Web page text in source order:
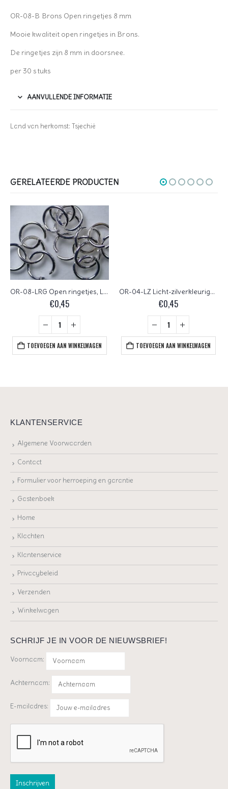
OR-08-B Brons Open ringetjes 8 mm
Mooie kwaliteit open ringetjes in Brons.
De ringetjes zijn 8 mm in doorsnee.
per 30 stuks
AANVULLENDE INFORMATIE
Land van herkomst: Tsjechië
GERELATEERDE PRODUCTEN
OR-08-LRG Open ringetjes, Licht rose-goudkleur, 8 mm
€0,45
TOEVOEGEN AAN WINKELWAGEN
OR-04-LZ Licht-zilverkleurige open ringetjes 4 mm
€0,45
TOEVOEGEN AAN WINKELWAGEN
KLANTENSERVICE
Algemene Voorwaarden
Contact
Formulier voor herroeping en garantie
Gastenboek
Home
Klachten
Klantenservice
Privacybeleid
Verzenden
Winkelwagen
SCHRIJF JE IN VOOR DE NIEUWSBRIEF!
Voornaam:
Achternaam:
E-mailadres: